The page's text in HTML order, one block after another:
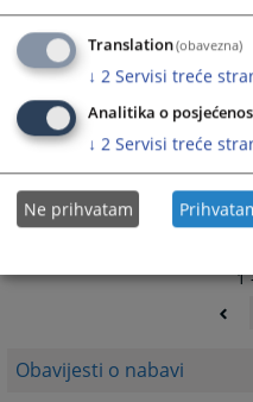
Obavijesti o nabavi
to
get
the
keyboard
shortcuts
changing
dates.
get
the
1
Translation(obavezna)
↓ 2 Servisi treće
Analitika o
↓ 2 Servisi treće
Ne prihvatam